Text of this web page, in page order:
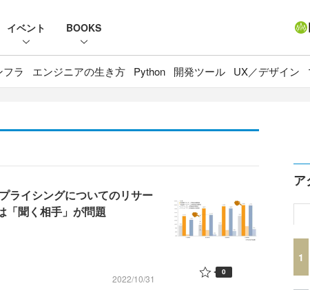
イベント BOOKS
フラ エンジニアの生き方 Python 開発ツール UX／デザイン
ライシングについてのリサー
「聞く相手」が問題
2022/10/31
0
ア
1